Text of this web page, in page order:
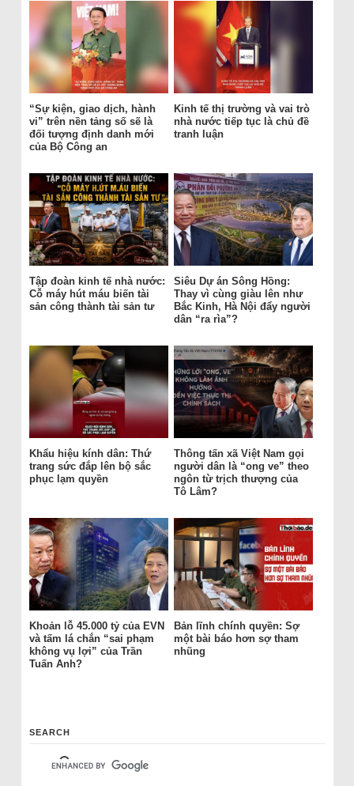
“Sự kiện, giao dịch, hành
vi” trên nền tảng số sẽ là
đối tượng định danh mới
của Bộ Công an
Kinh tế thị trường và vai trò
nhà nước tiếp tục là chủ đề
tranh luận
Tập đoàn kinh tế nhà nước:
Cỗ máy hút máu biến tài
sản công thành tài sản tư
Siêu Dự án Sông Hồng:
Thay vì cùng giàu lên như
Bắc Kinh, Hà Nội đẩy người
dân “ra rìa”?
Khẩu hiệu kính dân: Thứ
trang sức đắp lên bộ sắc
phục lạm quyền
Thông tấn xã Việt Nam gọi
người dân là “ong ve” theo
ngôn từ trịch thượng của
Tô Lâm?
Khoản lỗ 45.000 tỷ của EVN
và tấm lá chắn “sai phạm
không vụ lợi” của Trần
Tuấn Anh?
Bản lĩnh chính quyền: Sợ
một bài báo hơn sợ tham
nhũng
SEARCH